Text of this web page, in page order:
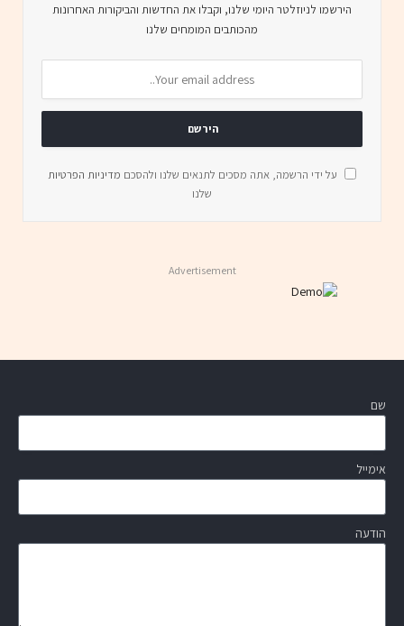
הירשמו לניוזלטר היומי שלנו, וקבלו את החדשות והביקורות האחרונות
מהכותבים המומחים שלנו
על ידי הרשמה, אתה מסכים לתנאים שלנו ולהסכם מדיניות הפרטיות
שלנו
Advertisement
שם
אימייל
הודעה